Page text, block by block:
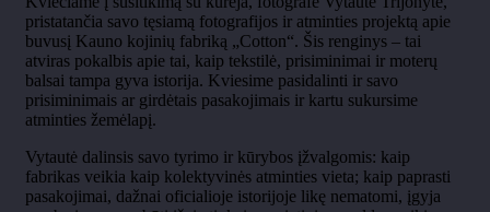
pristatančia savo tęsiamą fotografijos ir atminties projektą apie
buvusį Kauno kojinių fabriką „Cotton“. Šis renginys – tai
atviras pokalbis apie tai, kaip tekstilė, prisiminimai ir moterų
balsai tampa gyva istorija. Kviesime pasidalinti ir savo
prisiminimais ar girdėtais pasakojimais ir kartu sukursime
atminties žemėlapį.
Vytautė dalinsis savo tyrimo ir kūrybos įžvalgomis: kaip
fabrikas veikia kaip kolektyvinės atminties vieta; kaip paprasti
pasakojimai, dažnai oficialioje istorijoje likę nematomi, įgyja